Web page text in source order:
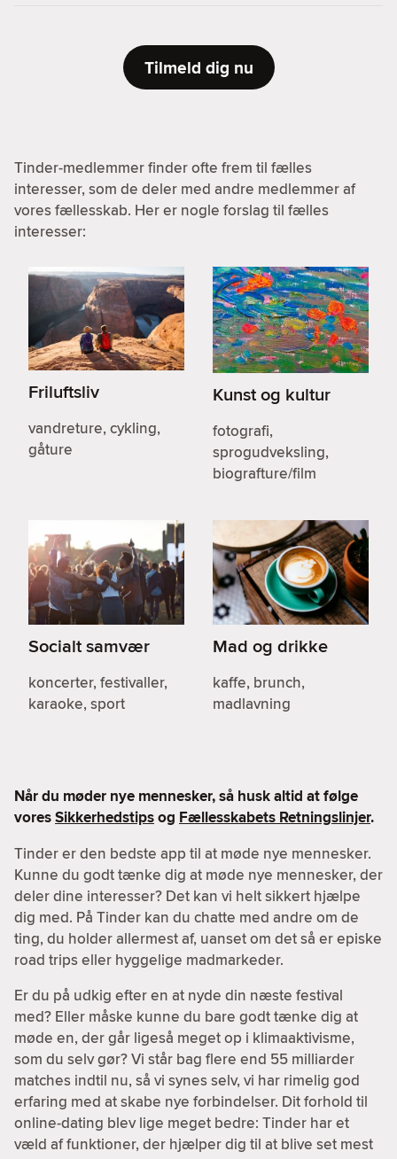
Tilmeld dig nu
Tinder-medlemmer finder ofte frem til fælles
interesser, som de deler med andre medlemmer af
vores fællesskab. Her er nogle forslag til fælles
interesser:
Friluftsliv
vandreture, cykling,
gåture
Kunst og kultur
fotografi,
sprogudveksling,
biografture/film
Socialt samvær
koncerter, festivaller,
karaoke, sport
Mad og drikke
kaffe, brunch,
madlavning
Når du møder nye mennesker, så husk altid at følge
voresSikkerhedstipsog Fællesskabets Retningslinjer.
Tinder er den bedste app til at møde nye mennesker.
Kunne du godt tænke dig at møde nye mennesker, der
deler dine interesser? Det kan vi helt sikkert hjælpe
dig med. På Tinder kan du chatte med andre om de
ting, du holder allermest af, uanset om det så er episke
road trips eller hyggelige madmarkeder.
Er du på udkig efter en at nyde din næste festival
med? Eller måske kunne du bare godt tænke dig at
møde en, der går ligeså meget op i klimaaktivisme,
som du selv gør? Vi står bag flere end 55 milliarder
matches indtil nu, så vi synes selv, vi har rimelig god
erfaring med at skabe nye forbindelser. Dit forhold til
online-dating blev lige meget bedre: Tinder har et
væld af funktioner, der hjælper dig til at blive set mest